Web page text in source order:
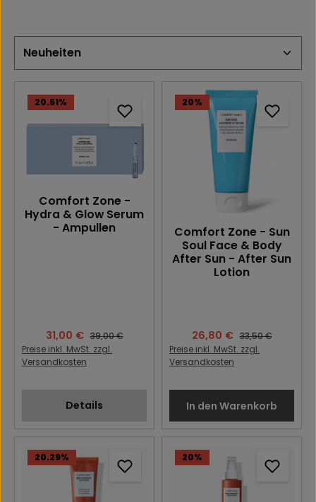
20.51%
Comfort Zone -
Hydra & Glow Serum
- Ampullen
Verkaufspreis:
31,00 € Regulärer Preis:
39,00 €
Preise inkl. MwSt. zzgl.
Versandkosten
Details
20%
Comfort Zone - Sun
Soul Face & Body
After Sun - After Sun
Lotion
Verkaufspreis:
26,80 € Regulärer Preis:
33,50 €
Preise inkl. MwSt. zzgl.
Versandkosten
In den Warenkorb
20.29% 20%